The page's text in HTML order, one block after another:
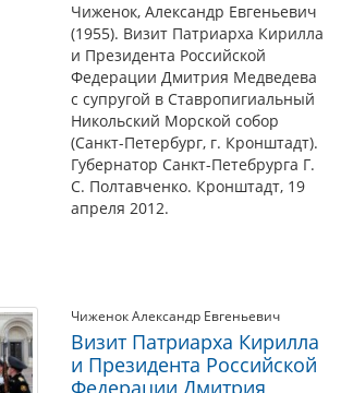
Чиженок, Александр Евгеньевич
(1955). Визит Патриарха Кирилла
и Президента Российской
Федерации Дмитрия Медведева
с супругой в Ставропигиальный
Никольский Морской собор
(Санкт-Петербург, г. Кронштадт).
Губернатор Санкт-Петебрурга Г.
С. Полтавченко. Кронштадт, 19
апреля 2012.
Чиженок Александр Евгеньевич
Визит Патриарха Кирилла
и Президента Российской